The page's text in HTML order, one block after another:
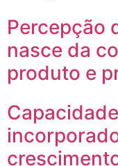
Percepção
nasce da
produto e